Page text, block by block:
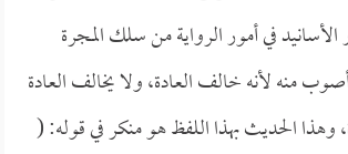
الأسانيد في أمور الرواية من سلك المجرة
منه لأنه خالف العادة، ولا يخالف العادة
وهذا الحديث بهذا اللفظ هو منكر في قوله: (